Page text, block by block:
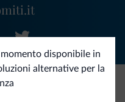
disponibile in
alternative per la